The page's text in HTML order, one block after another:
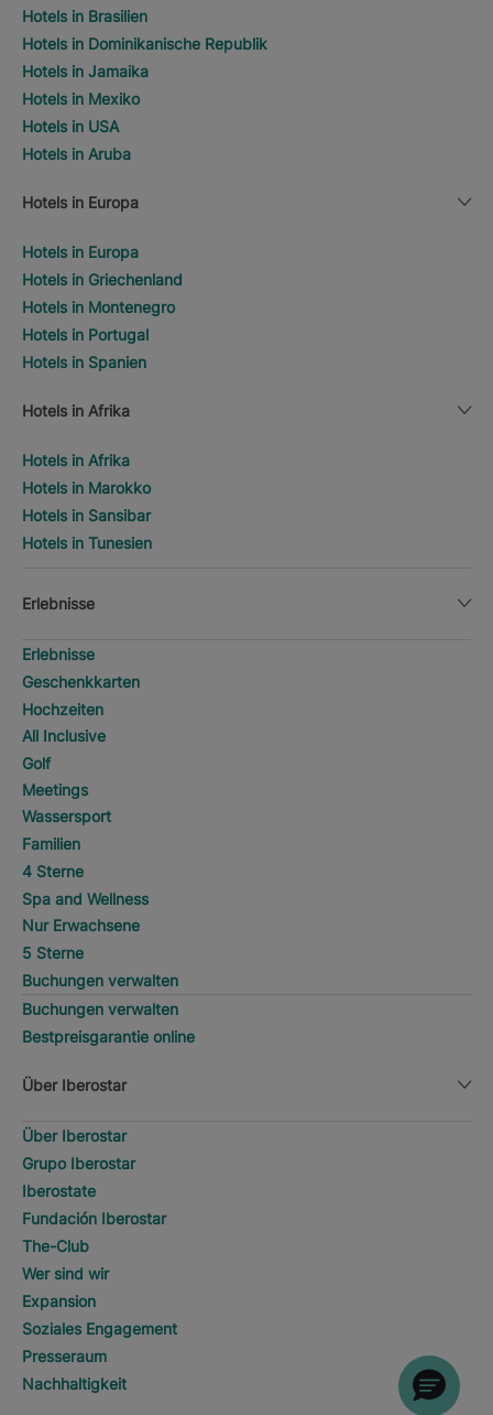
Hotels in Brasilien
Hotels in Dominikanische Republik
Hotels in Jamaika
Hotels in Mexiko
Hotels in USA
Hotels in Aruba
Hotels in Europa
Hotels in Europa
Hotels in Griechenland
Hotels in Montenegro
Hotels in Portugal
Hotels in Spanien
Hotels in Afrika
Hotels in Afrika
Hotels in Marokko
Hotels in Sansibar
Hotels in Tunesien
Erlebnisse
Erlebnisse
Geschenkkarten
Hochzeiten
All Inclusive
Golf
Meetings
Wassersport
Familien
4 Sterne
Spa and Wellness
Nur Erwachsene
5 Sterne
Buchungen verwalten
Buchungen verwalten
Bestpreisgarantie online
Über Iberostar
Über Iberostar
Grupo Iberostar
Iberostate
Fundación Iberostar
The-Club
Wer sind wir
Expansion
Soziales Engagement
Presseraum
Nachhaltigkeit